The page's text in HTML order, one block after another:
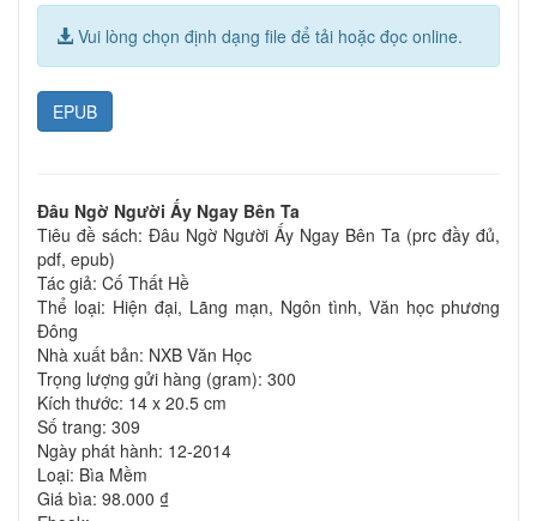
Vui lòng chọn định dạng file để tải hoặc đọc online.
EPUB
Đâu Ngờ Người Ấy Ngay Bên Ta
Tiêu đề sách: Đâu Ngờ Người Ấy Ngay Bên Ta (prc đầy đủ,
pdf, epub)
Tác giả: Cố Thất Hề
Thể loại: Hiện đại, Lãng mạn, Ngôn tình, Văn học phương
Đông
Nhà xuất bản: NXB Văn Học
Trọng lượng gửi hàng (gram): 300
Kích thước: 14 x 20.5 cm
Số trang: 309
Ngày phát hành: 12-2014
Loại: Bìa Mềm
Giá bìa: 98.000 ₫